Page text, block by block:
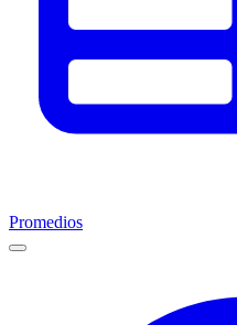
Promedios